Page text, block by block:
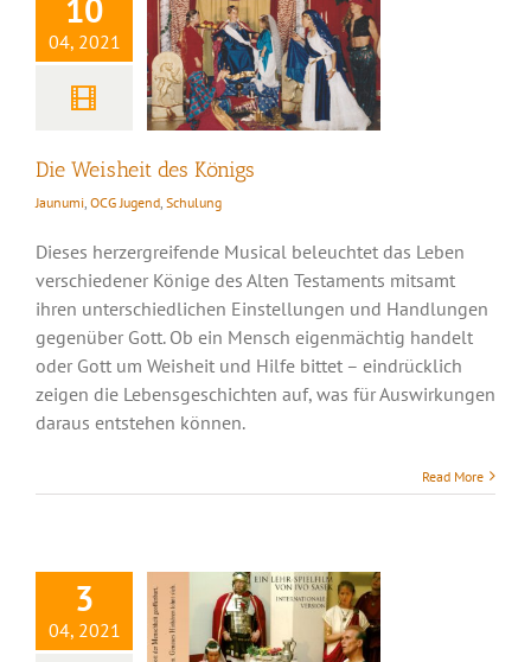
04, 2021
Die Weisheit des Königs
Jaunumi OCG Jugend Schulung
Dieses herzergreifende Musical beleuchtet das Leben
verschiedener Könige des Alten Testaments mitsamt
ihren unterschiedlichen Einstellungen und Handlungen
gegenüber Gott. Ob ein Mensch eigenmächtig handelt
oder Gott um Weisheit und Hilfe bittet – eindrücklich
zeigen die Lebensgeschichten auf, was für Auswirkungen
daraus entstehen können.
Read More
3
04, 2021